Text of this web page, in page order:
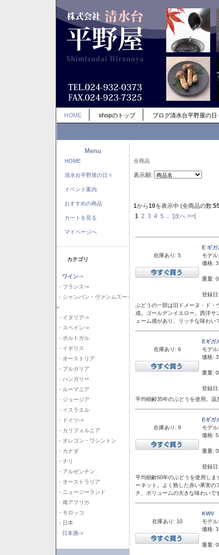
HOME shopのトップ ブログ清水台平野屋の日
Menu
HOME
清水台平野屋の日々
イベント案内
おすすめの商品
カートを見る
マイページへ
カテゴリ
ワイン->
- フランス->
- シャンパン・ヴァンムスー-
>
- イタリア->
- スペイン->
- ポルトガル
- イギリス
- オーストリア
- ブルガリア
- ハンガリー
- ルーマニア
- ジョージア
- イスラエル
- ドイツ->
- カリフォルニア
- オレゴン・ワシントン
- カナダ
- チリ
- アルゼンチン
- オーストラリア
- ニュージーランド
- 南アフリカ
- モロッコ
- 日本
日本酒->
全商品
表示順:
1から10を表示中 (全商品の数:
1 2 3 4 5 [次へ >>]
在庫あり: 5
E ギ
モデル:
価格:
重量:
登録
ぶどうの一部は旧ドメーヌ・ド・
成。ゴールデンイエロー。西洋
ューム感があり、リッチな味わい
在庫あり: 6
Eギガ
モデル:
価格:
重量:
登録
平均樹齢35年のぶどうを使用。
在庫あり: 9
Eギガ
モデル:
価格:
重量:
登録
平均樹齢50年のぶどうを使用し
ーネット。よく熟した赤い果実
チ、ボリュームの大きな味わいで
在庫あり: 10
KWV
モデル:
価格:
重量: